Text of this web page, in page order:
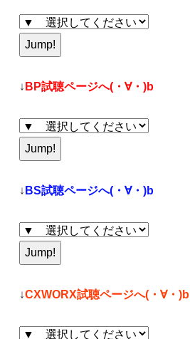
↓ BP試聴ページへ(・∀・)b
↓ BS試聴ページへ(・∀・)b
↓CXWORX試聴ページへ(・∀・)b